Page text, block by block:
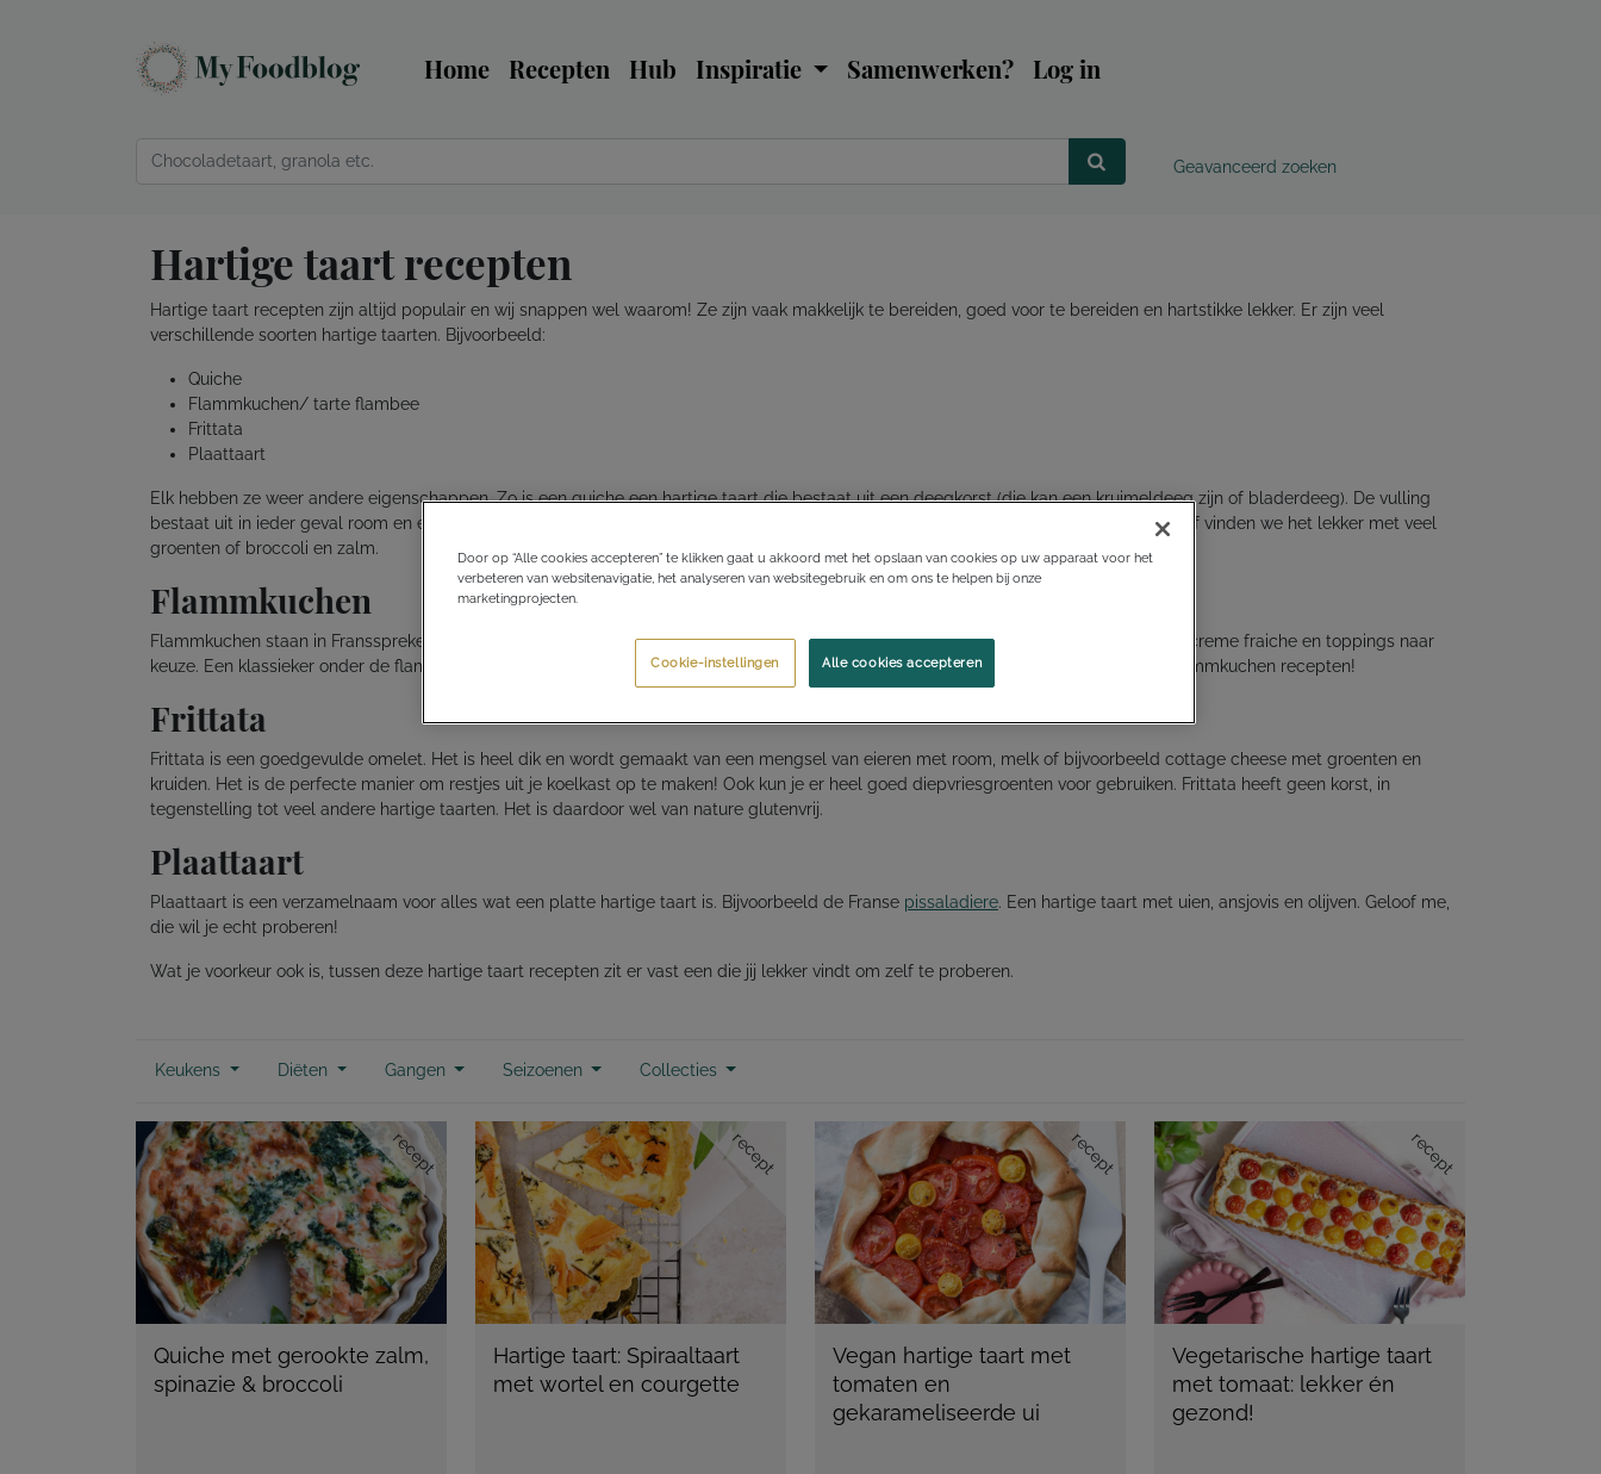
Home Recepten Hub Inspiratie Samenwerken? Log in
Geavanceerd zoeken
Hartige taart recepten
Hartige taart recepten zijn altijd populair en wij snappen wel waarom! Ze zijn vaak makkelijk te bereiden, goed voor te bereiden en hartstikke lekker. Er zijn veel
verschillende soorten hartige taarten. Bijvoorbeeld:
Quiche
Flammkuchen/ tarte flambee
Frittata
Plaattaart
Elk hebben ze weer andere eigenschappen. Zo is een quiche een hartige taart die bestaat uit een deegkorst (die kan een kruimeldeeg zijn of bladerdeeg). De vulling
bestaat uit in ieder geval room en eieren. Waarmee je het vult, kun je helemaal zelf bepalen. Quiche Lorraine is een hele populaire. Zelf vinden we het lekker met veel
groenten of broccoli en zalm.
Flammkuchen
Flammkuchen staan in Franssprekende delen van Europa bekend als tarte flambee. Het is een heel dun en krokant deeg met daarop creme fraiche en toppings naar
keuze. Een klassieker onder de flammkuchen is die met spekjes of ham, rode ui en kaas. Op deze pagina vind je ook onze favoriete flammkuchen recepten!
Frittata
Frittata is een goedgevulde omelet. Het is heel dik en wordt gemaakt van een mengsel van eieren met room, melk of bijvoorbeeld cottage cheese met groenten en
kruiden. Het is de perfecte manier om restjes uit je koelkast op te maken! Ook kun je er heel goed diepvriesgroenten voor gebruiken. Frittata heeft geen korst, in
tegenstelling tot veel andere hartige taarten. Het is daardoor wel van nature glutenvrij.
Plaattaart
Plaattaart is een verzamelnaam voor alles wat een platte hartige taart is. Bijvoorbeeld de Franse pissaladiere. Een hartige taart met uien, ansjovis en olijven. Geloof me,
die wil je echt proberen!
Wat je voorkeur ook is, tussen deze hartige taart recepten zit er vast een die jij lekker vindt om zelf te proberen.
Keukens Diëten Gangen Seizoenen Collecties
recept
Quiche met gerookte zalm,
spinazie & broccoli
recept
Hartige taart: Spiraaltaart
met wortel en courgette
recept
Vegan hartige taart met
tomaten en
gekarameliseerde ui
recept
Vegetarische hartige taart
met tomaat: lekker én
gezond!
Door op “Alle cookies accepteren” te klikken gaat u akkoord met het opslaan van cookies op uw apparaat voor het
verbeteren van websitenavigatie, het analyseren van websitegebruik en om ons te helpen bij onze
marketingprojecten.
Alle cookies accepteren
Cookie-instellingen